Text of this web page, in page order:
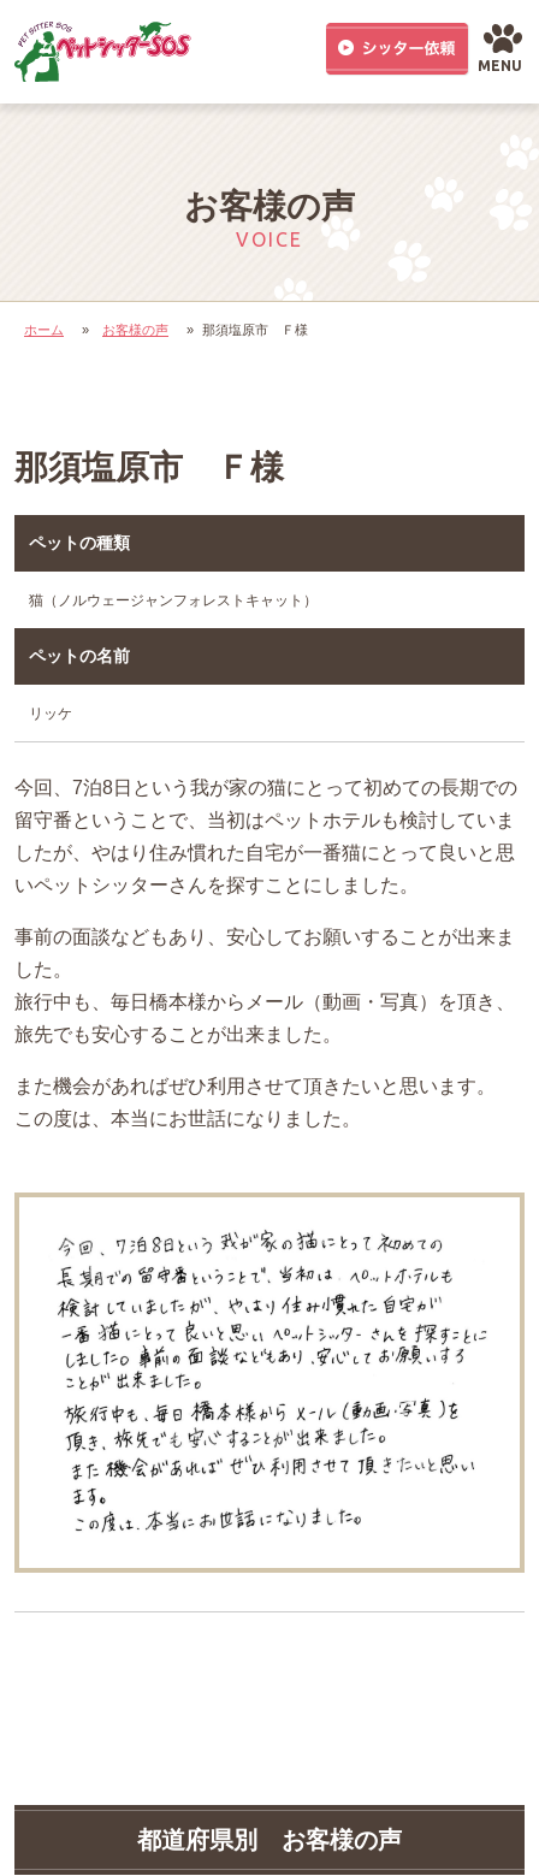
MENU
お客様の声
VOICE
ホーム » お客様の声 » 那須塩原市 Ｆ様
那須塩原市 Ｆ様
ペットの種類
猫（ノルウェージャンフォレストキャット）
ペットの名前
リッケ
今回、7泊8日という我が家の猫にとって初めての長期での
留守番ということで、当初はペットホテルも検討していま
したが、やはり住み慣れた自宅が一番猫にとって良いと思
いペットシッターさんを探すことにしました。
事前の面談などもあり、安心してお願いすることが出来ま
した。
旅行中も、毎日橋本様からメール（動画・写真）を頂き、
旅先でも安心することが出来ました。
また機会があればぜひ利用させて頂きたいと思います。
この度は、本当にお世話になりました。
都道府県別 お客様の声